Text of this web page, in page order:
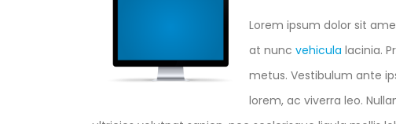
Lorem ipsum dolor sit
at nunc vehicula lacinia.
metus. Vestibulum ante
lorem, ac viverra leo.